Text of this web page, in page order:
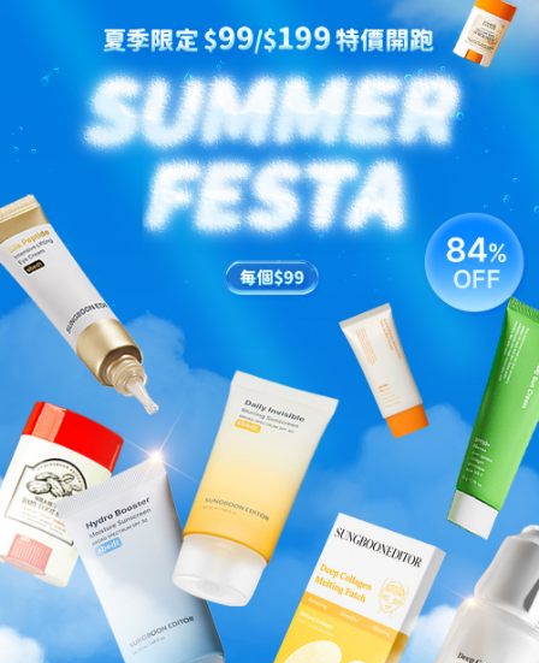
全新升級 深層膠原彈力重塑套
裝
HK$2,132.00
深層膠原蛋白抗皺提拉過夜面
膜(4片裝)
HK$139.00 ~ HK$790.00
HK$3,420.00